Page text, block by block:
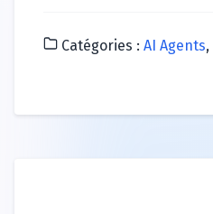
Catégories : AI Agents,